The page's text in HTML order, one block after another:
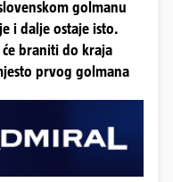
golmanu
i dalje ostaje isto.
braniti do kraja
prvog golmana